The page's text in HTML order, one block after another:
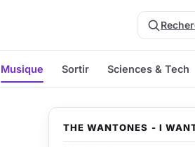
Musique Sortir Sciences & Tech
THE WANTONES - I